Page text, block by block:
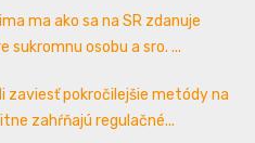
ma ako sa na SR zdanuje
sukromnu osobu a sro. ...
zaviesť pokročilejšie metódy na
zahŕňajú regulačné...